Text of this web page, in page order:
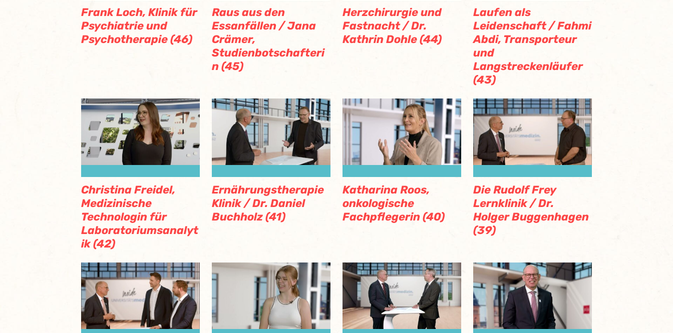
Frank Loch, Klinik für
Psychiatrie und
Psychotherapie (46)
Raus aus den
Essanfällen / Jana
Crämer,
Studienbotschafteri
n (45)
Herzchirurgie und
Fastnacht / Dr.
Kathrin Dohle (44)
Laufen als
Leidenschaft / Fahmi
Abdi, Transporteur
und
Langstreckenläufer
(43)
Christina Freidel,
Medizinische
Technologin für
Laboratoriumsanalyt
ik (42)
Ernährungstherapie
Klinik / Dr. Daniel
Buchholz (41)
Katharina Roos,
onkologische
Fachpflegerin (40)
Die Rudolf Frey
Lernklinik / Dr.
Holger Buggenhagen
(39)